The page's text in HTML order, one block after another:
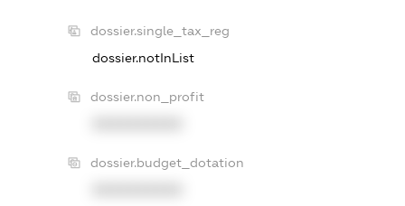
dossier.single_tax_reg
dossier.notInList
dossier.non_profit
dossier.budget_dotation